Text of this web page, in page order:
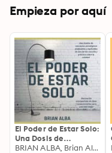
Empieza por aquí
El Poder de Estar Solo:
Una Dosis de
Motivación
BRIAN ALBA, Brian Alba